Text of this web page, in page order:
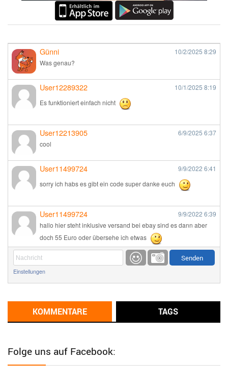
Günni 10/2/2025 8:29
Was genau?
User12289322 10/1/2025 8:19
Es funktioniert einfach nicht
User12213905 6/9/2025 6:37
cool
User11499724 9/9/2022 6:41
sorry ich habs es gibt ein code super danke euch
User11499724 9/9/2022 6:39
hallo hier steht inklusive versand bei ebay sind es dann aber
doch 55 Euro oder übersehe ich etwas
Günni 9/1/20226:17
Günni
User11493041 8/31/20227:10
Einstellungen
KOMMENTARE TAGS
Folge uns auf Facebook: